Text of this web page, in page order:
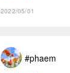
2022/05/01
#phaem